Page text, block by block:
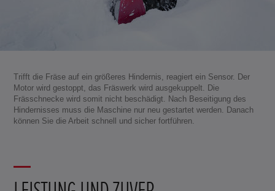
Trifft die Fräse auf ein größeres Hindernis, reagiert ein Sensor. Der
Motor wird gestoppt, das Fräswerk wird ausgekuppelt. Die
Frässchnecke wird somit nicht beschädigt. Nach Beseitigung des
Hindernisses muss die Maschine nur neu gestartet werden. Danach
können Sie die Arbeit schnell und sicher fortführen.